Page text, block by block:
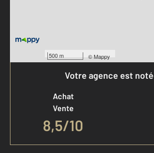
500 m ©Mappy
Votre agence est
Achat
Vente
8,5/10